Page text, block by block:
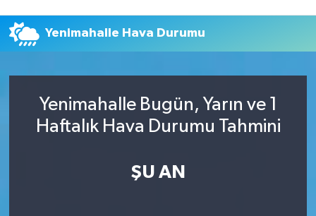
Yenimahalle Hava Durumu
Yenimahalle Bugün, Yarın ve 1
Haftalık Hava Durumu Tahmini
ŞU AN
ASAYİŞ
TURİZM
Namaz Vakitleri
Süper Lig Puan Durumu ve Fikstür
Son Dakika Haberleri